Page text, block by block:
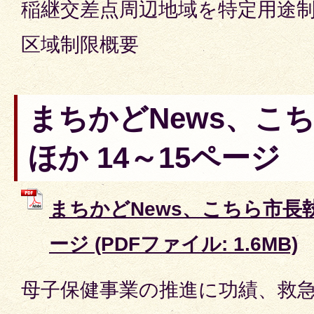
稲継交差点周辺地域を特定用途
区域制限概要
まちかどNews、こ
ほか 14～15ページ
まちかどNews、こちら市長
ージ (PDFファイル: 1.6MB)
母子保健事業の推進に功績、救